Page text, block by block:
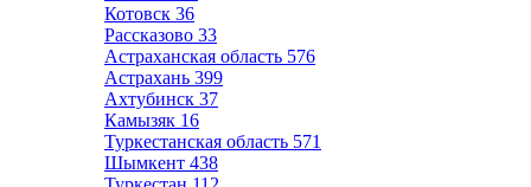
Котовск 36
Рассказово 33
Астраханская область 576
Астрахань 399
Ахтубинск 37
Камызяк 16
Туркестанская область 571
Шымкент 438